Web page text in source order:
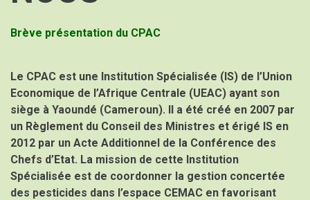
Brève présentation du CPAC
Le CPAC est une Institution Spécialisée (IS) de l’Union
Economique de l’Afrique Centrale (UEAC) ayant son
siège à Yaoundé (Cameroun). Il a été créé en 2007 par
un Règlement du Conseil des Ministres et érigé IS en
2012 par un Acte Additionnel de la Conférence des
Chefs d’Etat. La mission de cette Institution
Spécialisée est de coordonner la gestion concertée
des pesticides dans l’espace CEMAC en favorisant